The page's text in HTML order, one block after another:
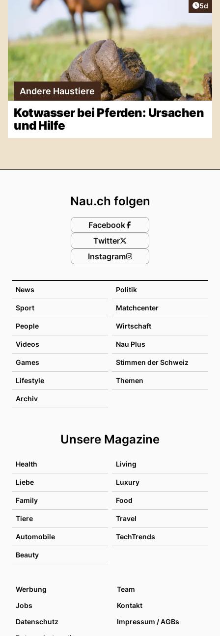
5d
Andere Haustiere
Kotwasser bei Pferden: Ursachen
und Hilfe
News Politik
Sport Matchcenter
People Wirtschaft
Videos Nau Plus
Games Stimmen der Schweiz
Lifestyle Themen
Archiv
Unsere Magazine
Health Living
Liebe Luxury
Family Food
Tiere Travel
Automobile TechTrends
Beauty
Nau.ch folgen
Facebook
Twitter
Instagram
Werbung
Team
Jobs
Kontakt
Datenschutz
Impressum / AGBs